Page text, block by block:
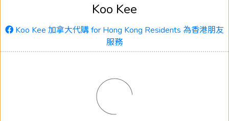
Koo Kee
Koo Kee 加拿大代購 for Hong Kong Residents 為香港朋友
服務